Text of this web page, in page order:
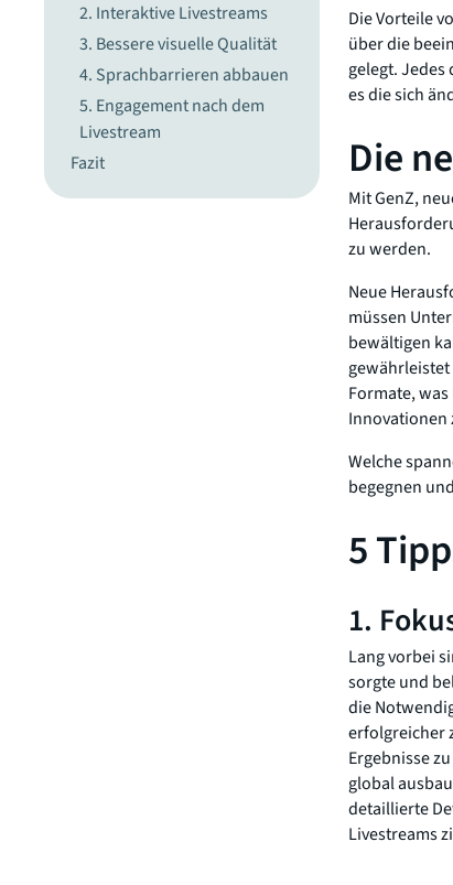
2. Interaktive Livestreams
3. Bessere visuelle Qualität
4. Sprachbarrieren abbauen
5. Engagement nach dem
Livestream
Fazit
Die Vorteile
über die
gelegt.
es die sich
Die
Mit GenZ,
zu werden.
Neue
müssen
bewältigen
Formate,
Innovationen
Welche
begegnen
5
1.
Lang vorbei
sorgte und
die
erfolgreicher
Ergebnisse
global
detaillierte
Livestreams